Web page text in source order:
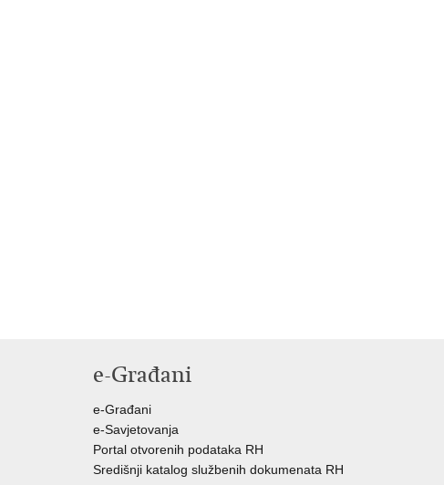
e-Građani
e-Građani
e-Savjetovanja
Portal otvorenih podataka RH
Središnji katalog službenih dokumenata RH